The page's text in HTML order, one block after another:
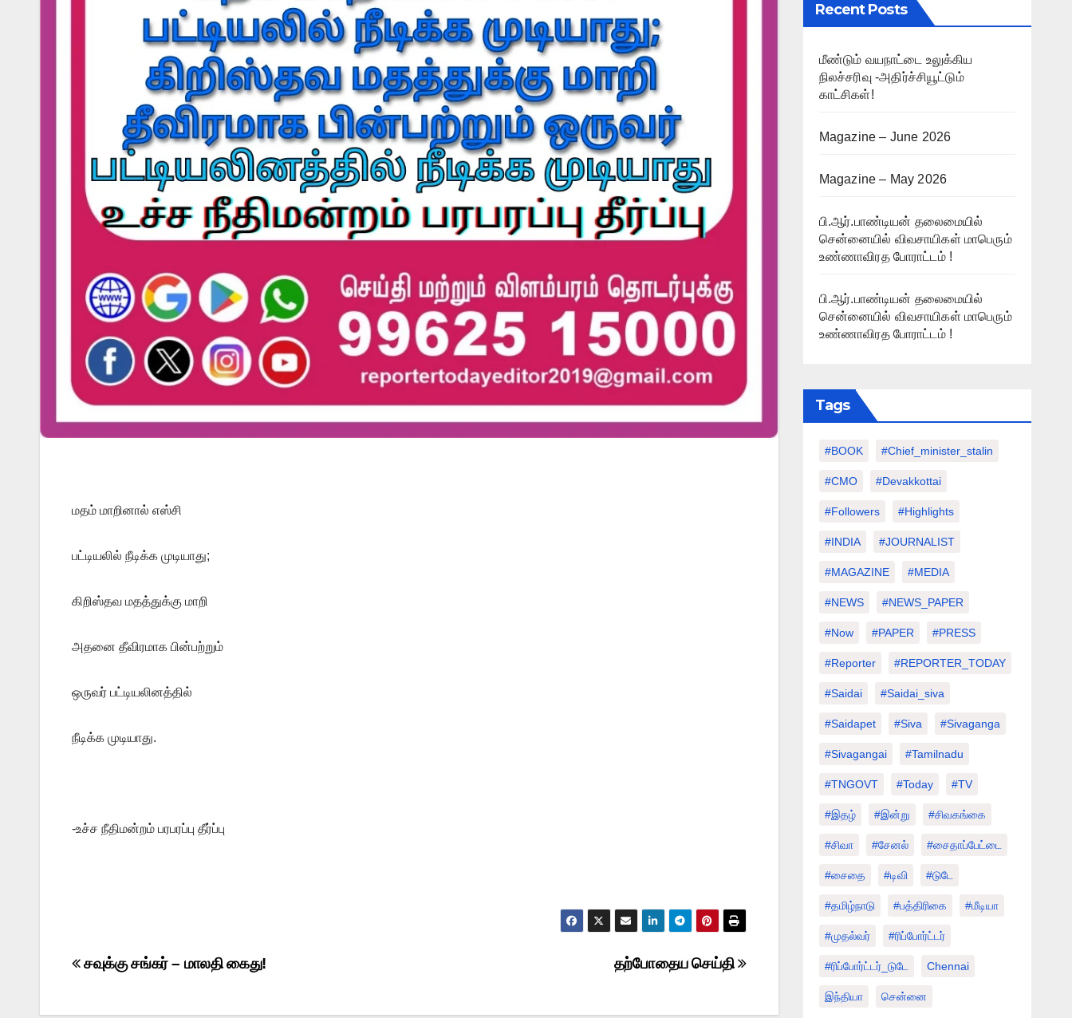
மதம் மாறினால் எஸ்சி
பட்டியலில் நீடிக்க முடியாது;
கிறிஸ்தவ மதத்துக்கு மாறி
அதனை தீவிரமாக பின்பற்றும்
ஒருவர் பட்டியலினத்தில்
நீடிக்க முடியாது.
-உச்ச நீதிமன்றம் பரபரப்பு தீர்ப்பு
Post
தற்போதைய செய்தி
சவுக்கு சங்கர் – மாலதி கைது!
Recent Posts
மீண்டும் வயநாட்டை உலுக்கிய
நிலச்சரிவு -அதிர்ச்சியூட்டும்
காட்சிகள்!
Magazine – June 2026
Magazine – May 2026
பி.ஆர்.பாண்டியன் தலைமையில்
சென்னையில் விவசாயிகள் மாபெரும்
உண்ணாவிரத போராட்டம் !
பி.ஆர்.பாண்டியன் தலைமையில்
சென்னையில் விவசாயிகள் மாபெரும்
உண்ணாவிரத போராட்டம் !
Tags
#BOOK #chief_minister_stalin
#CMO #devakkottai
#followers #highlights
#INDIA #JOURNALIST
#MAGAZINE #MEDIA
#NEWS #NEWS_PAPER
#Now #PAPER #PRESS
#Reporter #REPORTER_TODAY
#saidai #saidai_siva
#saidapet #Siva #Sivaganga
#sivagangai #tamilnadu
#TNGOVT #today #TV
#இதழ் #இன்று #சிவகங்கை
#சிவா #சேனல் #சைதாப்பேட்டை
#சைதை #டிவி #டுடே
#தமிழ்நாடு #பத்திரிகை #மீடியா
#முதல்வர் #ரிப்போர்ட்டர்
#ரிப்போர்ட்டர்_டுடே Chennai
இந்தியா சென்னை